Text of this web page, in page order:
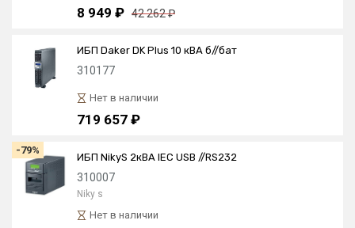
8 949 ₽ 42 262 ₽
ИБП Daker DK Plus 10 кВА б//бат
310177
Нет в наличии
719 657 ₽
-79%
ИБП NikyS 2кBA IEC USB //RS232
310007
Niky s
Нет в наличии